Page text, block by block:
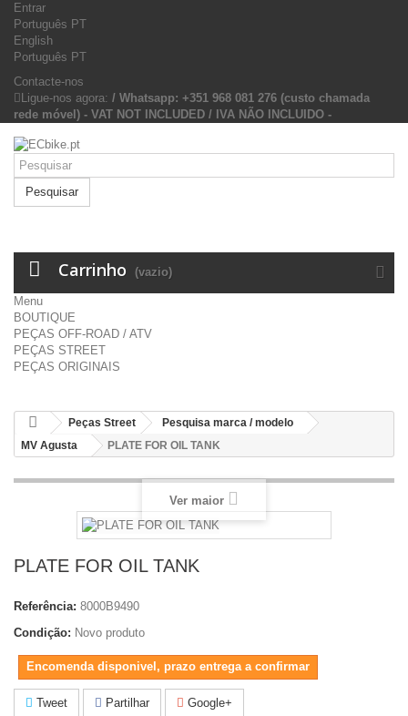
Entrar
Português PT
English
Português PT
Contacte-nos
Ligue-nos agora: / Whatsapp: +351 968 081 276 (custo chamada
rede móvel) - VAT NOT INCLUDED / IVA NÃO INCLUIDO -
Pesquisar
Carrinho (vazio)
Menu
BOUTIQUE
PEÇAS OFF-ROAD / ATV
PEÇAS STREET
PEÇAS ORIGINAIS
Peças Street
Pesquisa marca / modelo
MV Agusta
PLATE FOR OIL TANK
Ver maior
PLATE FOR OIL TANK
Referência: 8000B9490
Condição: Novo produto
Encomenda disponivel, prazo entrega a confirmar
Tweet Partilhar Google+